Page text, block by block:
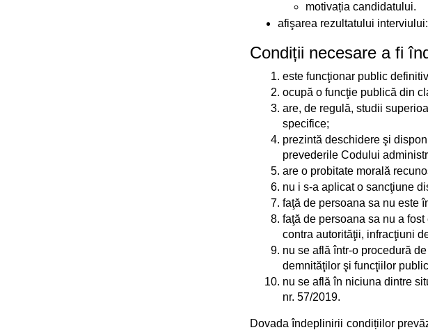
motivația candidatului.
afişarea rezultatului
Condiții necesare a fi
este funcţionar public
ocupă o funcţie publică din
are, de regulă, studii
specifice;
prezintă deschidere şi
prevederile Codului
are o probitate morală
nu i s-a aplicat o sancţiune
faţă de persoana sa nu este
faţă de persoana sa nu a
contra autorităţii, infracţiuni
nu se află într-o procedură
demnităţilor şi funcţiilor
nu se află în niciuna dintre
nr. 57/2019.
Dovada îndeplinirii condițiilor